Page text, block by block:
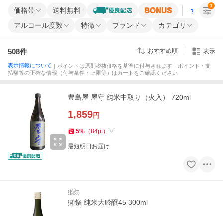
価格帯 送料無料 すべての条
アルコール度数 特徴 ブランド カテゴリ
1
508件 おすすめ順 表示
表示情報について ｜ポイントは原則税抜価格を基準に付与されます｜ポイント・支
払額等の正確な情報（付与条件・上限等）はカートをご確認ください
豊島屋 屋守 純米中取り（火入） 720ml
1,859円
5% （84pt）
最短明日お届け
獺祭
獺祭 純米大吟醸45 300ml